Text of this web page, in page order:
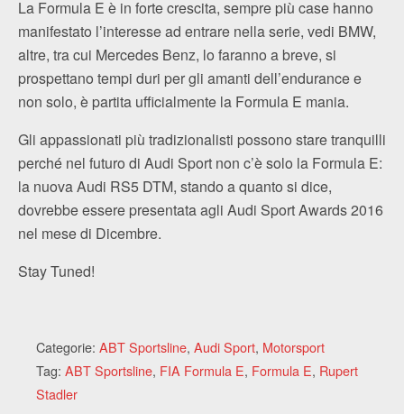
La Formula E è in forte crescita, sempre più case hanno
manifestato l’interesse ad entrare nella serie, vedi BMW,
altre, tra cui Mercedes Benz, lo faranno a breve, si
prospettano tempi duri per gli amanti dell’endurance e
non solo, è partita ufficialmente la Formula E mania.
Gli appassionati più tradizionalisti possono stare tranquilli
perché nel futuro di Audi Sport non c’è solo la Formula E:
la nuova Audi RS5 DTM, stando a quanto si dice,
dovrebbe essere presentata agli Audi Sport Awards 2016
nel mese di Dicembre.
Stay Tuned!
Categorie: ABT Sportsline, Audi Sport, Motorsport
Tag: ABT Sportsline, FIA Formula E, Formula E, Rupert
Stadler